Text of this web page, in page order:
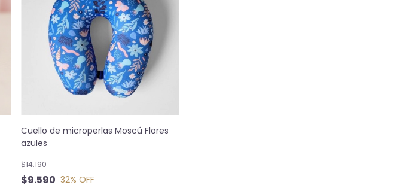
Cuello de microperlas Moscú Flores
azules
$9.590
$14.190
32% OFF